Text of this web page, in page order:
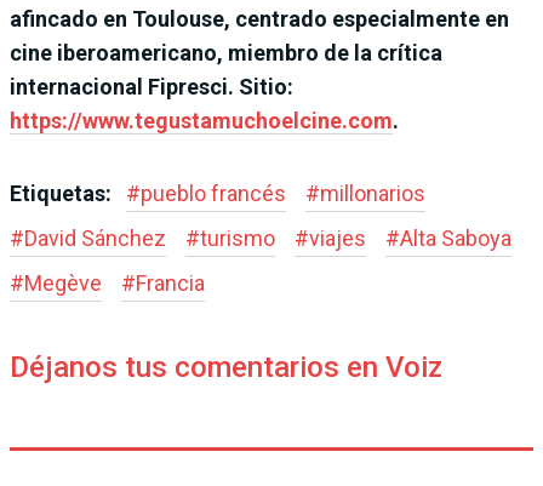
afincado en Toulouse, centrado especialmente en
cine iberoamericano, miembro de la crítica
internacional Fipresci. Sitio:
https://www.tegustamuchoelcine.com.
Etiquetas: #pueblo francés #millonarios
#David Sánchez #turismo #viajes #Alta Saboya
#Megève #Francia
Déjanos tus comentarios en Voiz